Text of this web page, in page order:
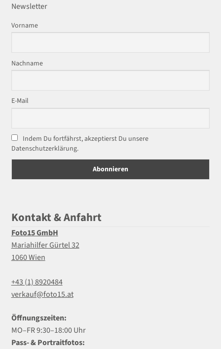
Newsletter
Vorname
Nachname
E-Mail
Indem Du fortfährst, akzeptierst Du unsere
Datenschutzerklärung.
Kontakt & Anfahrt
Foto15 GmbH
Mariahilfer Gürtel 32
1060 Wien
+43 (1) 8920484
verkauf@foto15.at
Öffnungszeiten:
MO–FR 9:30–18:00 Uhr
Pass- & Portraitfotos: